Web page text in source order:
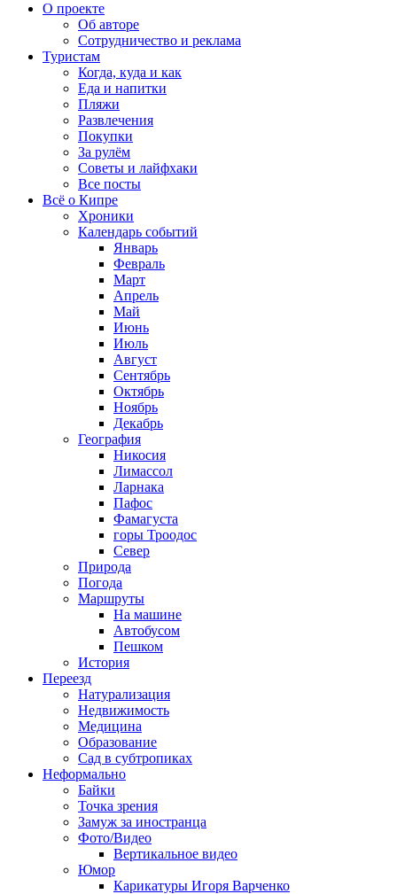
О проекте
Об авторе
Сотрудничество и реклама
Туристам
Когда, куда и как
Еда и напитки
Пляжи
Развлечения
Покупки
За рулём
Советы и лайфхаки
Все посты
Всё о Кипре
Хроники
Календарь событий
Январь
Февраль
Март
Апрель
Май
Июнь
Июль
Август
Сентябрь
Октябрь
Ноябрь
Декабрь
География
Никосия
Лимассол
Ларнака
Пафос
Фамагуста
горы Троодос
Север
Природа
Погода
Маршруты
На машине
Автобусом
Пешком
История
Переезд
Натурализация
Недвижимость
Медицина
Образование
Сад в субтропиках
Неформально
Байки
Точка зрения
Замуж за иностранца
Фото/Видео
Вертикальное видео
Юмор
Карикатуры Игоря Варченко